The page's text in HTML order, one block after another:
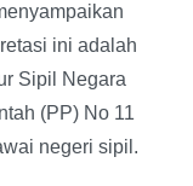
ini adalah
Sipil Negara
(PP) No 11
negeri sipil.